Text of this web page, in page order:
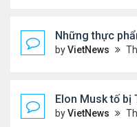
Những thực
byVietNews Thứ 6
Elon Musk tố bị
byVietNews Thứ 6